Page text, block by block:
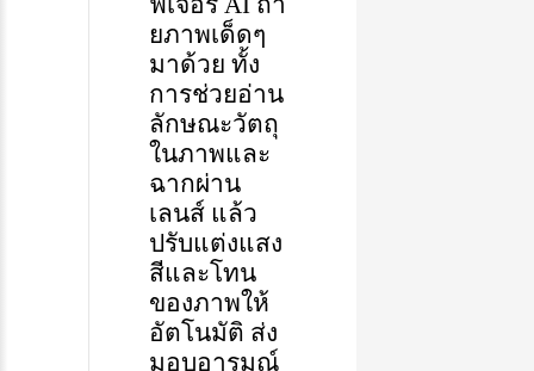
ยภาพเด็ดๆ
มาด้วย ทั้ง
การช่วยอ่าน
ลักษณะวัตถุ
ในภาพและ
ฉากผ่าน
เลนส์ แล้ว
ปรับแต่งแสง
สีและโทน
ของภาพให้
อัตโนมัติ ส่ง
มอบอารมณ์